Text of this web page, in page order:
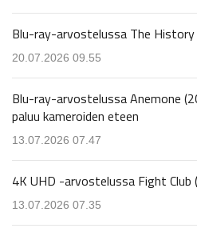
Blu-ray-arvostelussa The
20.07.2026 09.55
Blu-ray-arvostelussa Anemone
paluu kameroiden eteen
13.07.2026 07.47
4K UHD -arvostelussa Fight Club
13.07.2026 07.35